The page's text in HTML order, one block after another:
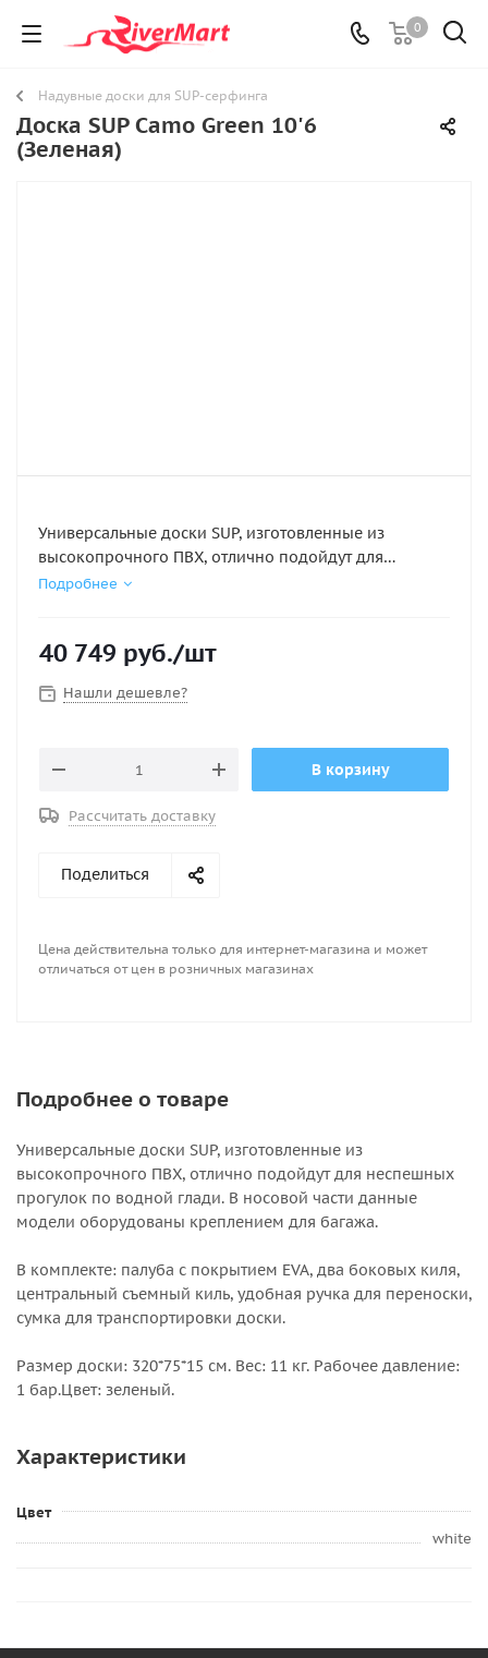
0
Надувные доски для SUP-серфинга
Доска SUP Camo Green 10'6
(Зеленая)
Универсальные доски SUP, изготовленные из
высокопрочного ПВХ, отлично подойдут для
неспешных прогулок по водной глади. В носовой
киля, центральный съемный киль, удобная ручка для
Размер доски: 320*75*15 см. Вес: 11 кг. Рабочее
давление: 1 бар.Цвет: зеленый.
Подробнее
40 749 руб./шт
Нашли дешевле?
В корзину
Рассчитать доставку
Поделиться
Цена действительна только для интернет-магазина и может
отличаться от цен в розничных магазинах
Подробнее о товаре
Универсальные доски SUP, изготовленные из
высокопрочного ПВХ, отлично подойдут для неспешных
прогулок по водной глади. В носовой части данные
модели оборудованы креплением для багажа.
В комплекте: палуба с покрытием EVA, два боковых киля,
центральный съемный киль, удобная ручка для переноски,
сумка для транспортировки доски.
Размер доски: 320*75*15 см. Вес: 11 кг. Рабочее давление:
1 бар.Цвет: зеленый.
Характеристики
Цвет
white